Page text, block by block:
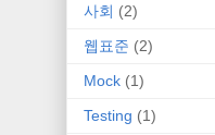
사회 (2)
웹표준 (2)
Mock (1)
Testing (1)